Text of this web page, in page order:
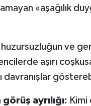
«aşağılık
ve
aşırı
davranışlar
ayrılığı: